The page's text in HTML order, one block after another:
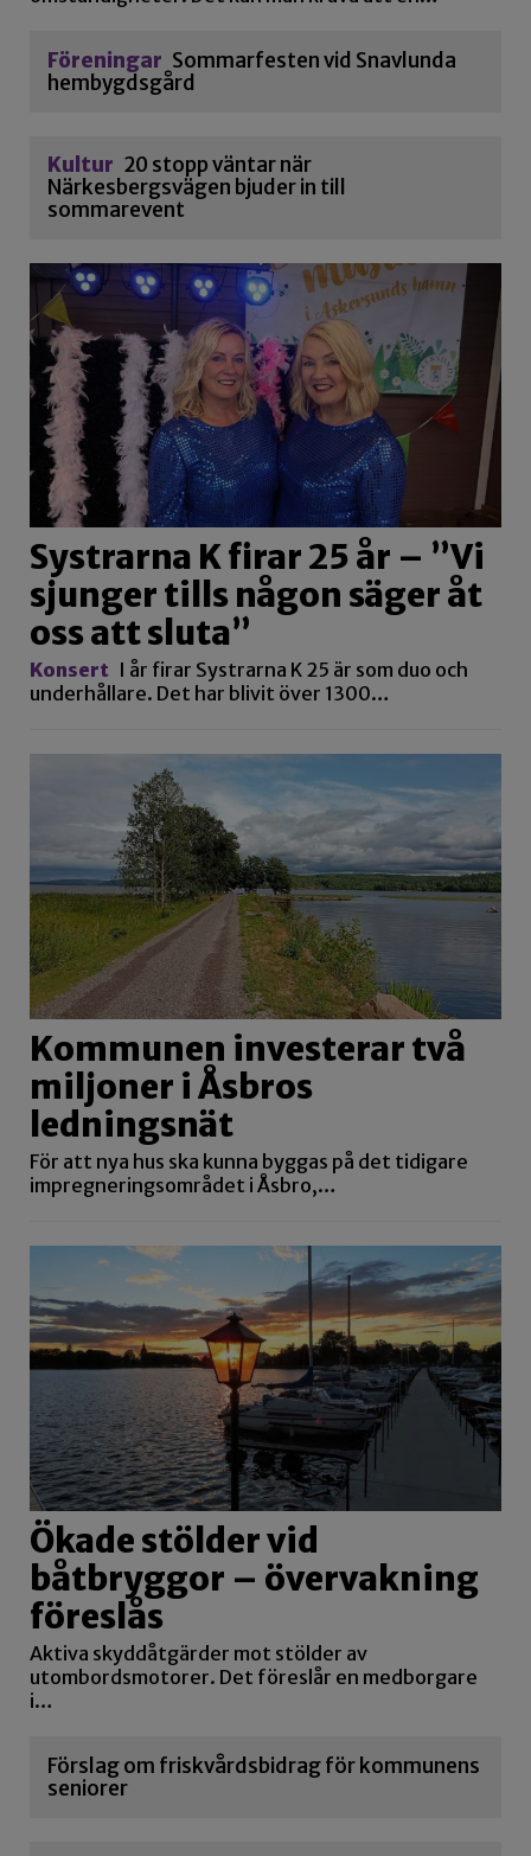
Föreningar Sommarfesten vid Snavlunda
hembygdsgård
Kultur 20 stopp väntar när
Närkesbergsvägen bjuder in till
sommarevent
Systrarna K firar 25 år – ”Vi
sjunger tills någon säger åt
oss att sluta”
Konsert I år firar Systrarna K 25 är som duo och
underhållare. Det har blivit över 1300…
Kommunen investerar två
miljoner i Åsbros
ledningsnät
För att nya hus ska kunna byggas på det tidigare
impregneringsområdet i Åsbro,…
Ökade stölder vid
båtbryggor – övervakning
föreslås
Aktiva skyddåtgärder mot stölder av
utombordsmotorer. Det föreslår en medborgare
i…
Förslag om friskvårdsbidrag för kommunens
seniorer